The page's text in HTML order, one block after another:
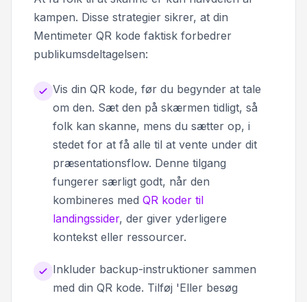
kampen. Disse strategier sikrer, at din
Mentimeter QR kode faktisk forbedrer
publikumsdeltagelsen:
Vis din QR kode, før du begynder at tale
om den. Sæt den på skærmen tidligt, så
folk kan skanne, mens du sætter op, i
stedet for at få alle til at vente under dit
præsentationsflow. Denne tilgang
fungerer særligt godt, når den
kombineres med QR koder til
landingssider, der giver yderligere
kontekst eller ressourcer.
Inkluder backup-instruktioner sammen
med din QR kode. Tilføj 'Eller besøg